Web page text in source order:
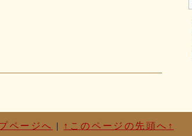
ページへ | ↑このページの先頭へ↑